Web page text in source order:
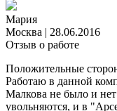
Мария
Москва | 28.06.2016
Отзыв о работе
Положительные
Работаю в данной
Малкова не было и
увольняются, и в